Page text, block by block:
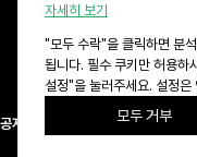
KR Office: 서울특별시 강남구
US Office: 3003 N First st,
공지사항 래블업 컨퍼런스개인정보취
자세히 보기
"모두 수락"을 클릭하면 분
됩니다. 필수 쿠키만 허용하
설정"을 눌러주세요. 설정
모두 거부